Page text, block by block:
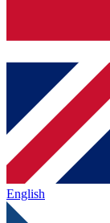
English